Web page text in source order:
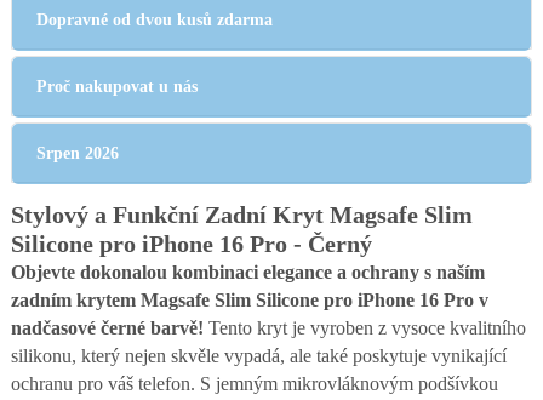
Dopravné od dvou kusů zdarma
Proč nakupovat u nás
Srpen 2026
Stylový a Funkční Zadní Kryt Magsafe Slim
Silicone pro iPhone 16 Pro - Černý
Objevte dokonalou kombinaci elegance a ochrany s naším
zadním krytem Magsafe Slim Silicone pro iPhone 16 Pro v
nadčasové černé barvě! Tento kryt je vyroben z vysoce kvalitního
silikonu, který nejen skvěle vypadá, ale také poskytuje vynikající
ochranu pro váš telefon. S jemným mikrovláknovým podšívkou